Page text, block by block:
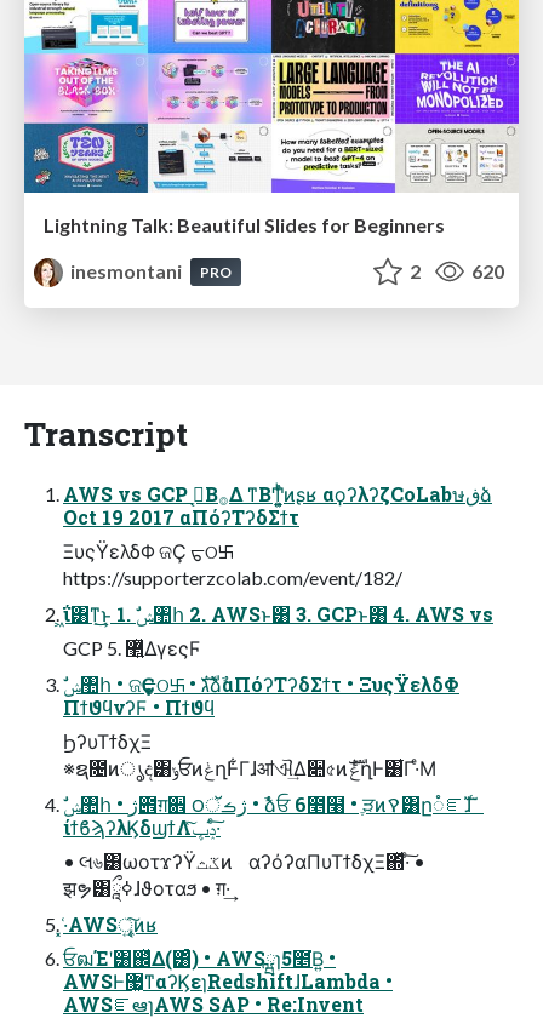
Lightning Talk: Beautiful Slides for Beginners
inesmontani
PRO 2 620
Transcript
AWS vs GCP ࠓ͔Β࡞Δ ͳΒͲ͕͍͍ͬͪͷʂʁ αϙʔλʔζCoLabษڧձ
Oct 19 2017 αΠόʔΤʔδΣϯτ
ΞυςΫελδΦ ଜҪ ᠳଠ࿕
https://supporterzcolab.com/event/182/
͖ΐ͏͸ͳ͢͜ͱ 1. ࣗݾ঺հ 2. AWSͱ͸ 3. GCPͱ͸ 4. AWS vs
GCP 5. ޲͍ͯΔγεςϜ
ΠϯϑϥνʔϜ • Πϯϑϥ
ϦʔυΤϯδχΞ
※ຊ೔ͷൃද͸ݸਓͷݟղͰ͋Γɺॴଐ͢Δ૊৫ͷެࣜݟղͰ͸͋Γ·ͤΜ
ίϯϐϡʔλϏδϣϯΛݚڀͯ͠·ͨ͠
• લ৬͸ωοτϫʔΫػثͷ αʔόʔαΠυΤϯδχΞ΍ͬͯ·ͨ͠ •
झຯ͸ཱྀߦɺϑοταϧ • ग़·͢
͓·͑AWSৄ͍͠ͷʁ
ਓฒΈʹ͸஌ͬͯΔ(͸ͣ) • AWSྺɿ5೥͘Β͍ •
AWSͰ޷͖ͳαʔϏεɿRedshiftɺLambda •
AWSೝఆɿAWS SAP • Re:Invent